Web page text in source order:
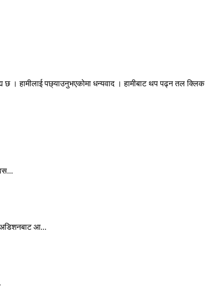
छ । हामीलाई पछ्याउनुभएकोमा धन्यवाद । हामीबाट थप पढ्न तल क्लिक
आ...